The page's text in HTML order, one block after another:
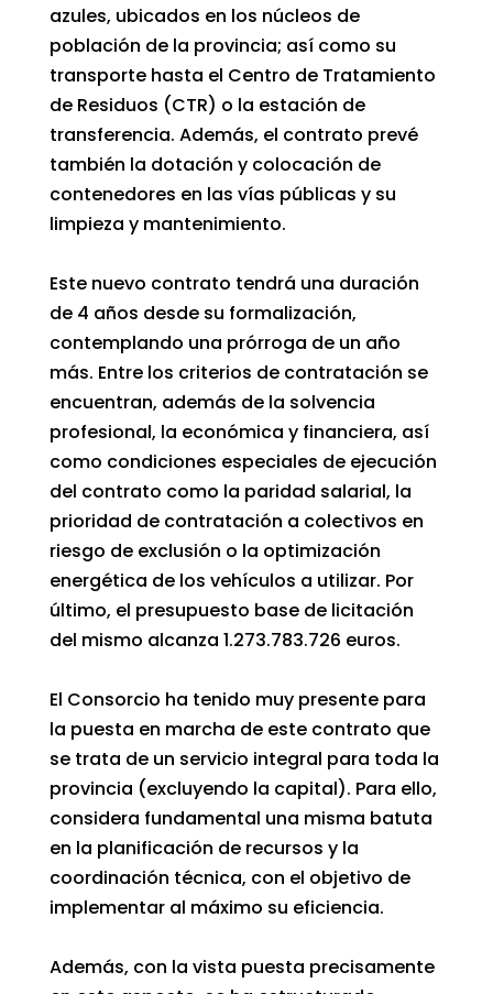
azules, ubicados en los núcleos de
población de la provincia; así como su
transporte hasta el Centro de Tratamiento
de Residuos (CTR) o la estación de
transferencia. Además, el contrato prevé
también la dotación y colocación de
contenedores en las vías públicas y su
limpieza y mantenimiento.
Este nuevo contrato tendrá una duración
de 4 años desde su formalización,
contemplando una prórroga de un año
más. Entre los criterios de contratación se
encuentran, además de la solvencia
profesional, la económica y financiera, así
como condiciones especiales de ejecución
del contrato como la paridad salarial, la
prioridad de contratación a colectivos en
riesgo de exclusión o la optimización
energética de los vehículos a utilizar. Por
último, el presupuesto base de licitación
del mismo alcanza 1.273.783.726 euros.
El Consorcio ha tenido muy presente para
la puesta en marcha de este contrato que
se trata de un servicio integral para toda la
provincia (excluyendo la capital). Para ello,
considera fundamental una misma batuta
en la planificación de recursos y la
coordinación técnica, con el objetivo de
implementar al máximo su eficiencia.
Además, con la vista puesta precisamente